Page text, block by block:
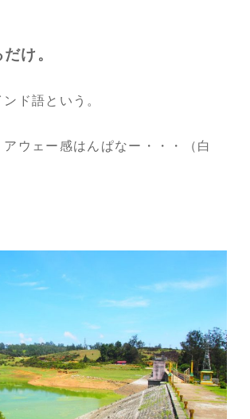
け。
ド語という。
アウェー感はんぱなー・・・（白